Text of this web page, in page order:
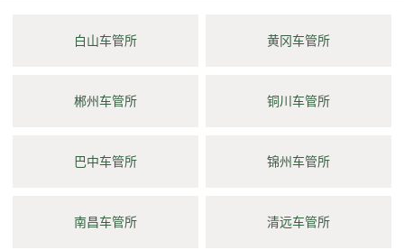
白山车管所 黄冈车管所
郴州车管所 铜川车管所
巴中车管所 锦州车管所
南昌车管所 清远车管所